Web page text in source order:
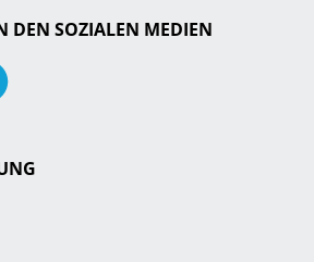
DEN SOZIALEN MEDIEN